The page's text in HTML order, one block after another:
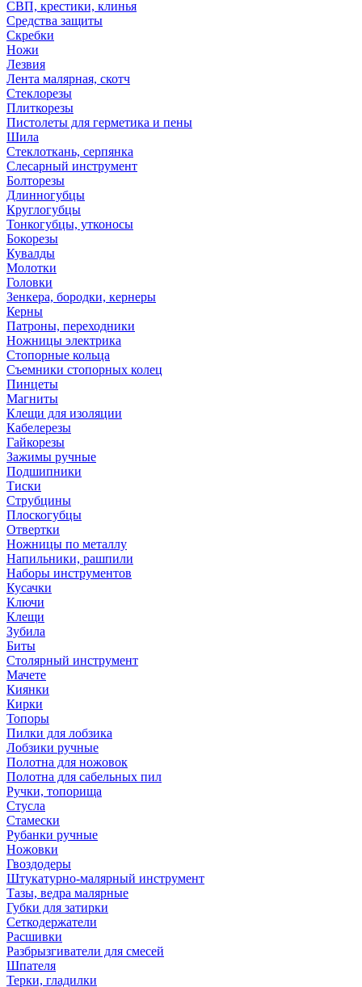
СВП, крестики, клинья
Средства защиты
Скребки
Ножи
Лезвия
Лента малярная, скотч
Стеклорезы
Плиткорезы
Пистолеты для герметика и пены
Шила
Стеклоткань, серпянка
Слесарный инструмент
Болторезы
Длинногубцы
Круглогубцы
Тонкогубцы, утконосы
Бокорезы
Кувалды
Молотки
Головки
Зенкера, бородки, кернеры
Керны
Патроны, переходники
Ножницы электрика
Стопорные кольца
Съемники стопорных колец
Пинцеты
Магниты
Клещи для изоляции
Кабелерезы
Гайкорезы
Зажимы ручные
Подшипники
Тиски
Струбцины
Плоскогубцы
Отвертки
Ножницы по металлу
Напильники, рашпили
Наборы инструментов
Кусачки
Ключи
Клещи
Зубила
Биты
Столярный инструмент
Мачете
Киянки
Кирки
Топоры
Пилки для лобзика
Лобзики ручные
Полотна для ножовок
Полотна для сабельных пил
Ручки, топорища
Стусла
Стамески
Рубанки ручные
Ножовки
Гвоздодеры
Штукатурно-малярный инструмент
Тазы, ведра малярные
Губки для затирки
Сеткодержатели
Расшивки
Разбрызгиватели для смесей
Шпателя
Терки, гладилки